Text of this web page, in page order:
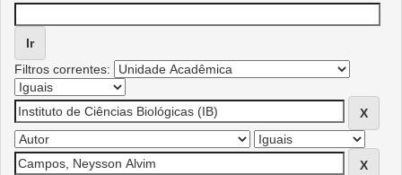
Filtros correntes: